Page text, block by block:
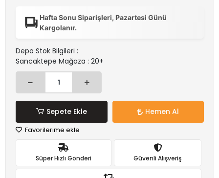
Hafta Sonu Siparişleri, Pazartesi Günü
Kargolanır.
Depo Stok Bilgileri :
Sancaktepe Mağaza : 20+
Sepete Ekle Hemen Al
Favorilerime ekle
Süper Hızlı Gönderi Güvenli Alışveriş